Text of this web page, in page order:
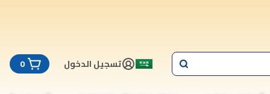
تسجيل الدخول 0